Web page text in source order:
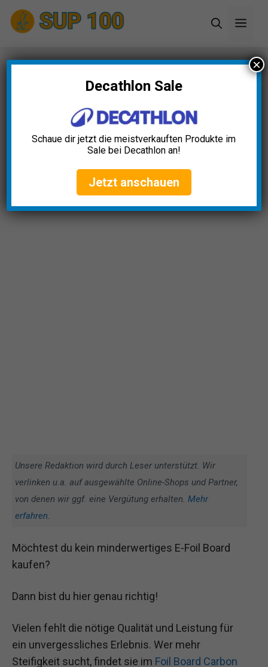
Zum
Inhalt
Startseite»Blog»E-Foil Board Test: Die 5 besten
E-Foil Board Test: Die 5 besten
(Bestenliste)
Alexander Schumacher November 26, 2025
Unsere Redaktion wird durch Leser unterstützt. Wir
verlinken u.a. auf ausgewählte Online-Shops und Partner,
von denen wir ggf. eine Vergütung erhalten. Mehr
erfahren.
Möchtest du kein minderwertiges E-Foil Board
kaufen?
Dann bist du hier genau richtig!
Vielen fehlt die nötige Qualität und Leistung für
ein unvergessliches Erlebnis. Wer mehr
Steifigkeit sucht, findet sie im Foil Board Carbon
Decathlon Sale
Schaue dir jetzt die meistverkauften Produkte im
Sale bei Decathlon an!
Jetzt anschauen
×